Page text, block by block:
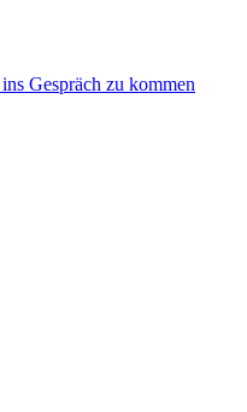
Gespräch zu kommen